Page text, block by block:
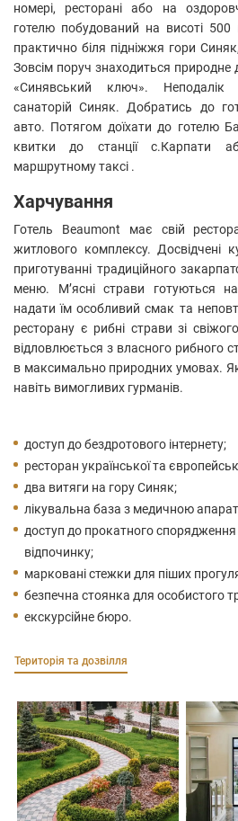
номері, ресторані або на
готелю побудований на висоті 500
практично біля підніжжя гори
Зовсім поруч знаходиться природне
«Синявський ключ». Неподалік
санаторій Синяк. Добратись до
авто. Потягом доїхати до готелю
квитки до станції с.Карпати
маршрутному таксі .
Харчування
Готель Beaumont має свій
житлового комплексу. Досвідчені
приготуванні традиційного
меню. М’ясні страви готуються
надати їм особливий смак та
ресторану є рибні страви зі
відловлюється з власного рибного
в максимально природних умовах.
навіть вимогливих гурманів.
доступ до бездротового інтернету;
ресторан української та
два витяги на гору Синяк;
лікувальна база з медичною
доступ до прокатного
відпочинку;
марковані стежки для піших
безпечна стоянка для особистого
екскурсійне бюро.
Територія та дозвілля